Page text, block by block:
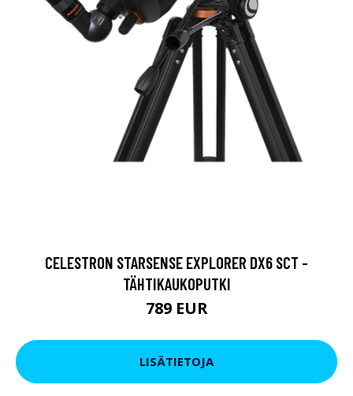
CELESTRON STARSENSE EXPLORER DX6 SCT -
TÄHTIKAUKOPUTKI
789 EUR
LISÄTIETOJA